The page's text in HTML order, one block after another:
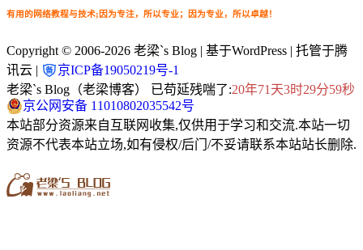
有用的网络教程与技术;因为专注，所以专业；因为专业，所以卓越！
Copyright © 2006-2026 老梁`s Blog | 基于WordPress | 托管于腾
讯云 |
京ICP备19050219号-1
老梁`s Blog（老梁博客） 已苟延残喘了:20年71天3时30分0秒
京公网安备 11010802035542号
本站部分资源来自互联网收集,仅供用于学习和交流.本站一切
资源不代表本站立场,如有侵权/后门/不妥请联系本站站长删除.